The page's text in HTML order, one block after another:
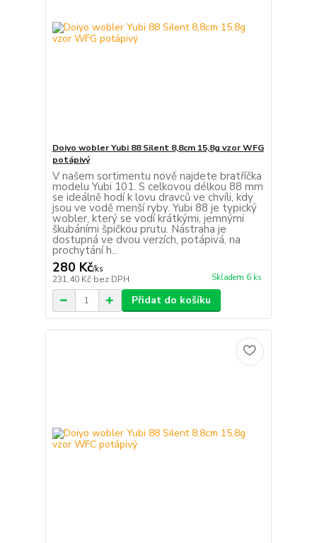
Doiyo wobler Yubi 88 Silent 8,8cm 15,8g vzor WFG
potápivý
V našem sortimentu nově najdete bratříčka
modelu Yubi 101. S celkovou délkou 88 mm
se ideálně hodí k lovu dravců ve chvíli, kdy
jsou ve vodě menší ryby. Yubi 88 je typický
wobler, který se vodí krátkými, jemnými
škubáními špičkou prutu. Nástraha je
dostupná ve dvou verzích, potápivá, na
prochytání h...
280 Kč/ks
231,40 Kč bez DPH Skladem 6 ks
Přidat do košíku